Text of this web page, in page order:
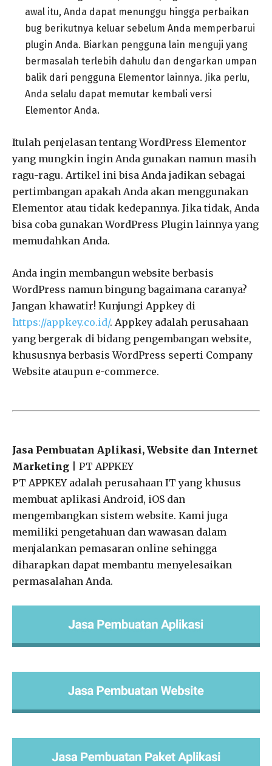
awal itu, Anda dapat menunggu hingga perbaikan
bug berikutnya keluar sebelum Anda memperbarui
plugin Anda. Biarkan pengguna lain menguji yang
bermasalah terlebih dahulu dan dengarkan umpan
balik dari pengguna Elementor lainnya. Jika perlu,
Anda selalu dapat memutar kembali versi
Elementor Anda.
Itulah penjelasan tentang WordPress Elementor
yang mungkin ingin Anda gunakan namun masih
ragu-ragu. Artikel ini bisa Anda jadikan sebagai
pertimbangan apakah Anda akan menggunakan
Elementor atau tidak kedepannya. Jika tidak, Anda
bisa coba gunakan WordPress Plugin lainnya yang
memudahkan Anda.
Anda ingin membangun website berbasis
WordPress namun bingung bagaimana caranya?
Jangan khawatir! Kunjungi Appkey di
https://appkey.co.id/. Appkey adalah perusahaan
yang bergerak di bidang pengembangan website,
khususnya berbasis WordPress seperti Company
Website ataupun e-commerce.
Jasa Pembuatan Aplikasi, Website dan Internet
Marketing | PT APPKEY
PT APPKEY adalah perusahaan IT yang khusus
membuat aplikasi Android, iOS dan
mengembangkan sistem website. Kami juga
memiliki pengetahuan dan wawasan dalam
menjalankan pemasaran online sehingga
diharapkan dapat membantu menyelesaikan
permasalahan Anda.